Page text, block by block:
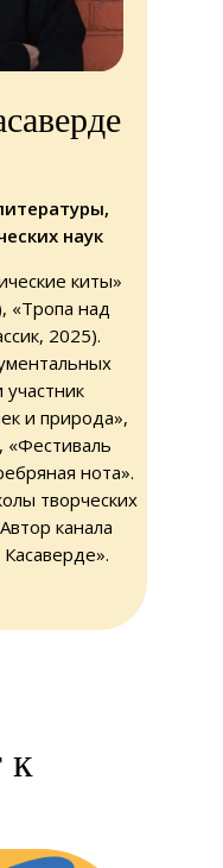
киты»
«Тропа над
2025).
и природа»,
«Фестиваль
нота».
творческих
канала
наук
к